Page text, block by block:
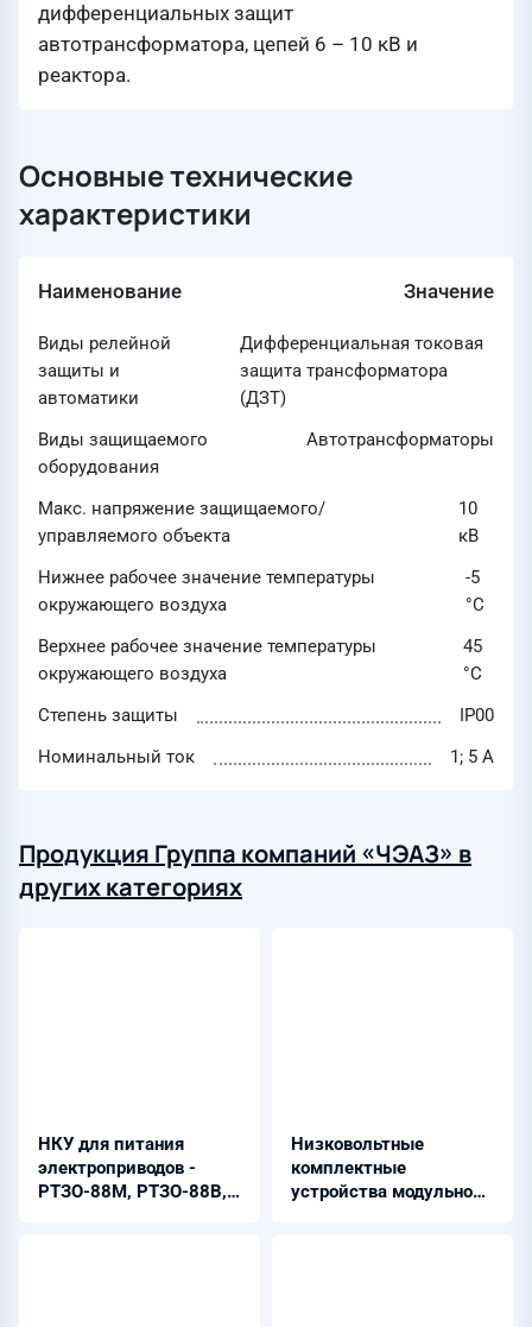
дифференциальных защит
автотрансформатора, цепей 6 – 10 кВ и
реактора.
Основные технические
характеристики
Наименование Значение
Виды релейной
защиты и
автоматики
Дифференциальная токовая
защита трансформатора
(ДЗТ)
Виды защищаемого
оборудования
Автотрансформаторы
Макс. напряжение защищаемого/
управляемого объекта
10
кВ
Нижнее рабочее значение температуры
окружающего воздуха
-5
°C
Верхнее рабочее значение температуры
окружающего воздуха
45
°C
Степень защиты
IP00
Номинальный ток
1; 5 А
Продукция Группа компаний «ЧЭАЗ» в
других категориях
НКУ для питания
электроприводов -
РТЗО-88М, РТЗО-88В,
Низковольтные
комплектные
устройства модульной